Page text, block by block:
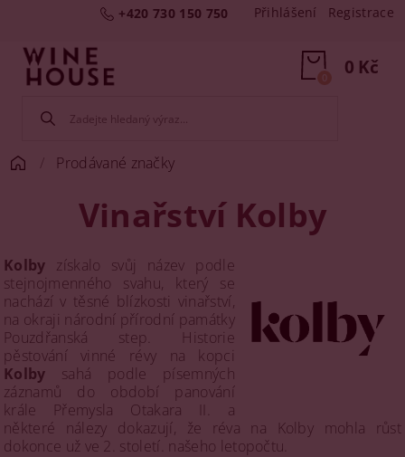
+420 730 150 750 Přihlášení Registrace
0 Kč
0
Prodávané značky
Vinařství Kolby
Kolby získalo svůj název podle
stejnojmenného svahu, který se
nachází v těsné blízkosti vinařství,
na okraji národní přírodní památky
Pouzdřanská step. Historie
pěstování vinné révy na kopci
Kolby sahá podle písemných
záznamů do období panování
krále Přemysla Otakara II. a
některé nálezy dokazují, že réva na Kolby mohla růst
dokonce už ve 2. století. našeho letopočtu.